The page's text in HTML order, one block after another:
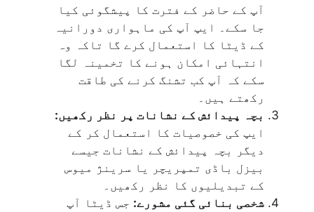
آپ کے حاضر کے فترت کا پیشگوئی کیا
جا سکے۔ ایپ آپ کی ماہواری دورانیہ
کے ڈیٹا کا استعمال کرے گا تاکہ وہ
انتہائی امکان ہونے کا تخمینہ لگا
سکے کہ آپ کب تشنگ کرنے کی طاقت
رکھتے ہیں۔
بچہ پیدائش کے نشانات پر نظر رکھیں:
ایپ کی خصوصیات کا استعمال کر کے
دیگر بچہ پیدائش کے نشانات جیسے
بیزل باڈی تمپریچر یا سرینژ میوس
کے تبدیلیوں کا نظر رکھیں۔
شخصی بنائی گئی مشورے: جس ڈیٹا آپ